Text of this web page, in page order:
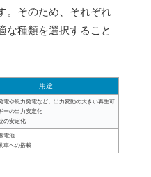
。そのため、それぞれ
な種類を選択すること
用途
電や風力発電など、出力変動の大きい再生可
ーの出力安定化
の安定化
電池
車への搭載